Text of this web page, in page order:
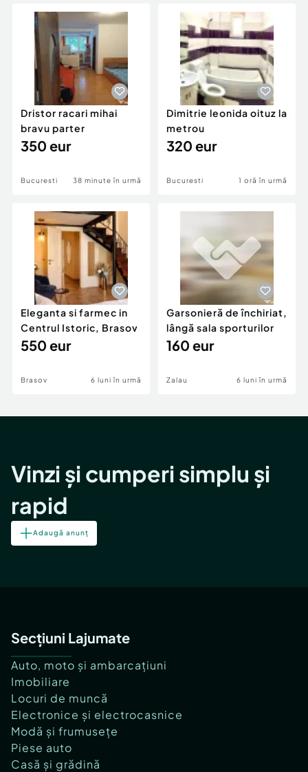
Servicii
Animale de companie
Afaceri și echipamente profesionale
Inchiriere Bunuri si Vehicule
Utilaje agricole si industriale
Piese auto si accesorii
Dacia Duster
Dristor racari mihai
bravu parter
350 eur
Bucuresti 38 minute în urmă
Dimitrie leonida oituz la
metrou
320 eur
Bucuresti 1 oră în urmă
Eleganta si farmec in
Centrul Istoric, Brasov
550 eur
Brasov 6 luni în urmă
Garsonieră de închiriat,
lângă sala sporturilor
160 eur
Zalau 6 luni în urmă
Vinzi și cumperi simplu și
rapid
Adaugă anunț
Secțiuni Lajumate
Auto, moto și ambarcațiuni
Imobiliare
Locuri de muncă
Electronice și electrocasnice
Modă și frumusețe
Piese auto
Casă și grădină